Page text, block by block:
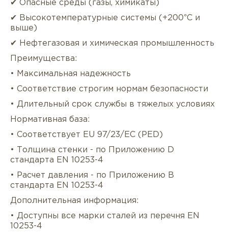
✔ Опасные среды (газы, химикаты)
✔ Высокотемпературные системы (+200°C и
выше)
✔ Нефтегазовая и химическая промышленность
Преимущества:
• Максимальная надежность
• Соответствие строгим нормам безопасности
• Длительный срок службы в тяжелых условиях
Нормативная база:
• Соответствует EU 97/23/EC (PED)
• Толщина стенки - по Приложению D
стандарта EN 10253-4
• Расчет давления - по Приложению B
стандарта EN 10253-4
Дополнительная информация:
• Доступны все марки сталей из перечня EN
10253-4